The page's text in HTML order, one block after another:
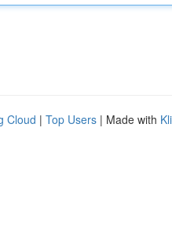
Cloud | Top Users | Made with